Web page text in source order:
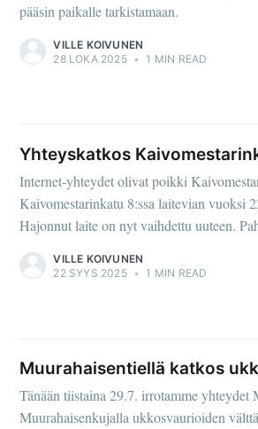
pääsin paikalle tarkistamaan.
VILLE KOIVUNEN
28 LOKA 2025 • 1 MIN READ
Yhteyskatkos
Internet-yhteydet olivat poikki
Kaivomestarinkatu 8:ssa laitevian vuoksi
Hajonnut laite on nyt vaihdettu uuteen.
VILLE KOIVUNEN
22 SYYS 2025 • 1 MIN READ
Muurahaisentiellä katkos
Tänään tiistaina 29.7. irrotamme yhteydet
Muurahaisenkujalla ukkosvaurioiden